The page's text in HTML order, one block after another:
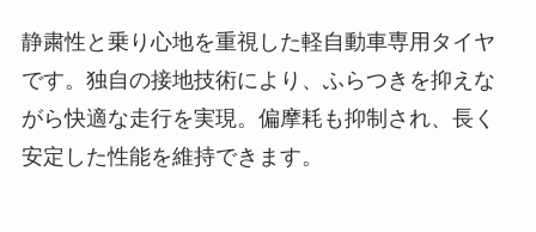
静粛性と乗り心地を重視した軽自動車専用タイヤ
です。独自の接地技術により、ふらつきを抑えな
がら快適な走行を実現。偏摩耗も抑制され、長く
安定した性能を維持できます。